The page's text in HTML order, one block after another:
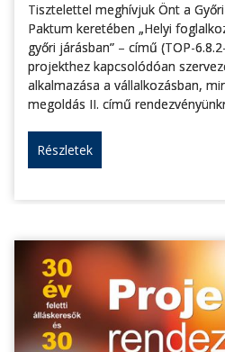
Tisztelettel meghívjuk Önt a
Paktum keretében „Helyi
győri járásban” – című (TOP-
projekthez kapcsolódóan
alkalmazása a vállalkozásban,
megoldás II. című
Részletek